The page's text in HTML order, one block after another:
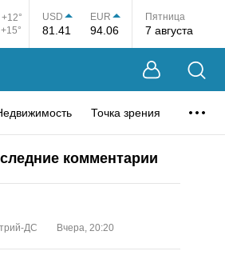
USD
81.41
EUR
94.06
Пятница
7 августа
Точка зрения
комментарии
ДС Вчера, 20:20